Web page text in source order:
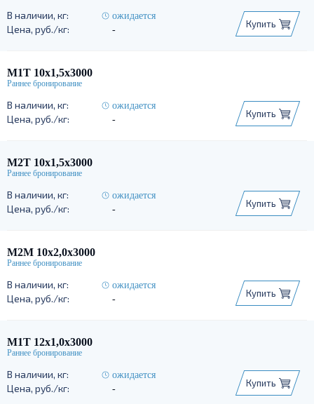
ожидается
-
Купить
М1Т 10х1,5х3000
ожидается
-
Купить
М2Т 10х1,5х3000
ожидается
-
Купить
М2М 10х2,0х3000
ожидается
-
Купить
М1Т 12х1,0х3000
ожидается
-
Купить